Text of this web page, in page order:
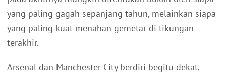
yang paling gagah sepanjang tahun, melainkan siapa
yang paling kuat menahan gemetar di tikungan
terakhir.
Arsenal dan Manchester City berdiri begitu dekat,